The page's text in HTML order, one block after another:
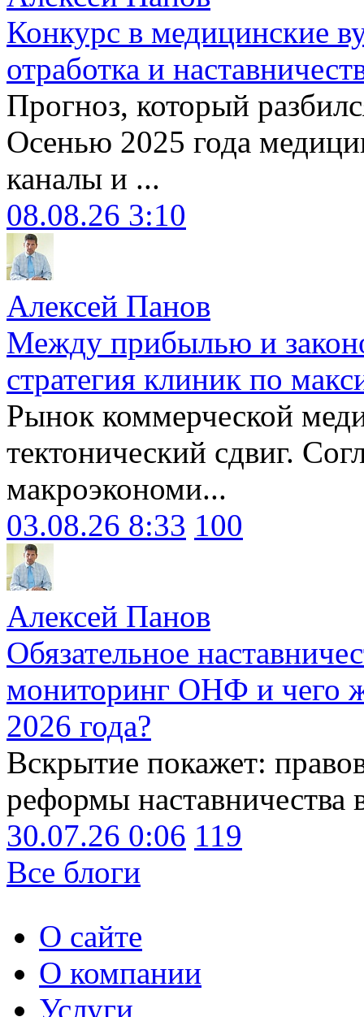
Конкурс в медицинские
отработка и
Прогноз, который
Осенью 2025 года
каналы и ...
08.08.26 3:10
Алексей Панов
Между прибылью и
стратегия клиник по
Рынок коммерческой
тектонический сдвиг.
макроэкономи...
03.08.26 8:33 100
Алексей Панов
Обязательное
мониторинг ОНФ и чего
2026 года?
Вскрытие покажет:
реформы наставничества
30.07.26 0:06 119
Все блоги
О сайте
О компании
Услуги